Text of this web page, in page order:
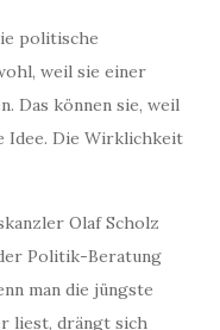
politische
weil sie einer
Das können sie, weil
Idee. Die Wirklichkeit
Olaf Scholz
Politik-Beratung
man die jüngste
liest, drängt sich